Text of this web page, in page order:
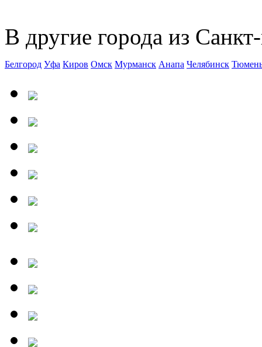
В другие города из
Белгород Уфа Киров Омск Мурманск Анапа Челябинск